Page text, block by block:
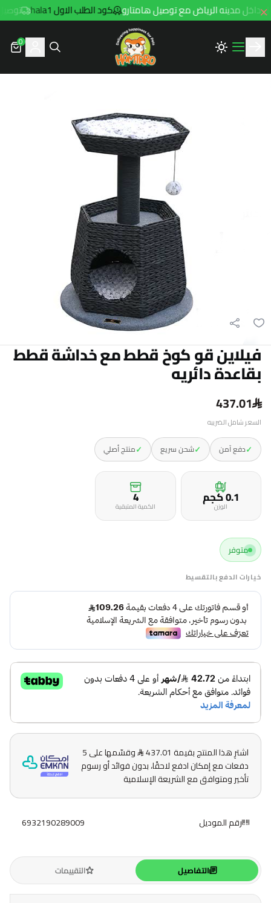
كود الطلب الاول hala1 توصيل مجاني
Hamtaro
0
فيلاين قو كوخ قطط مع خداشة قطط
بقاعدة دائريه
437.01
السعر شامل الضريبه
✓دفع آمن ✓شحن سريع ✓منتج أصلي
0.1 كجمالوزن 4
الكمية المتبقية
متوفر
خيارات الدفع بالتقسيط
اشترِ هذا المنتج بقيمة 437.01
وقسّمها على 5
دفعات مع إمكان ادفع لاحقًا، بدون فوائد أو رسوم
تأخير ومتوافق مع الشريعة الإسلامية
رقم الموديل 6932190289009
التفاصيل التقييمات